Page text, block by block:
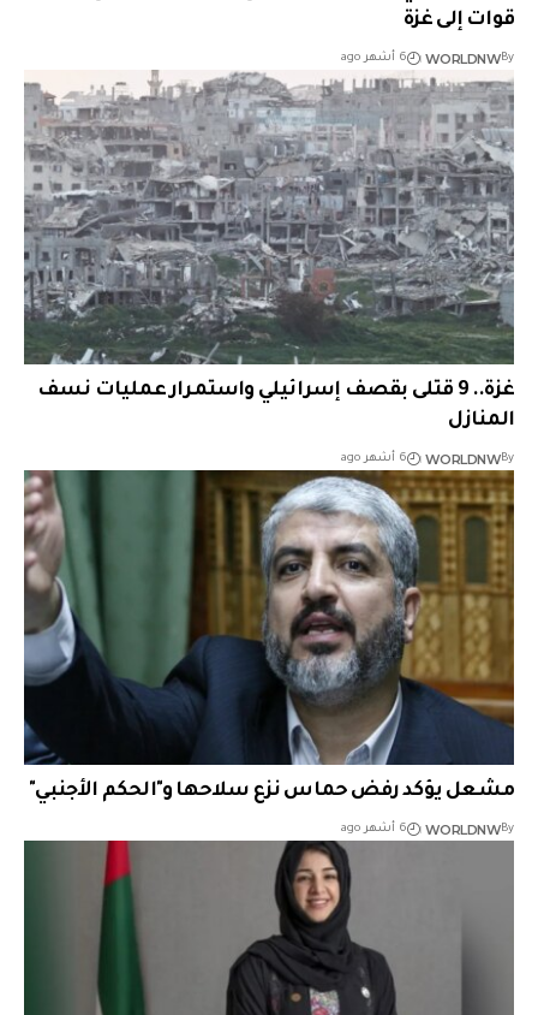
قوات إلى غزة
By
WORLDNW 6 أشهر ago
غزة.. 9 قتلى بقصف إسرائيلي واستمرار عمليات نسف
المنازل
By
WORLDNW 6 أشهر ago
مشعل يؤكد رفض حماس نزع سلاحها و"الحكم الأجنبي"
By
WORLDNW 6 أشهر ago